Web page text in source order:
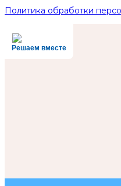
Политика обработки
Решаем вместе